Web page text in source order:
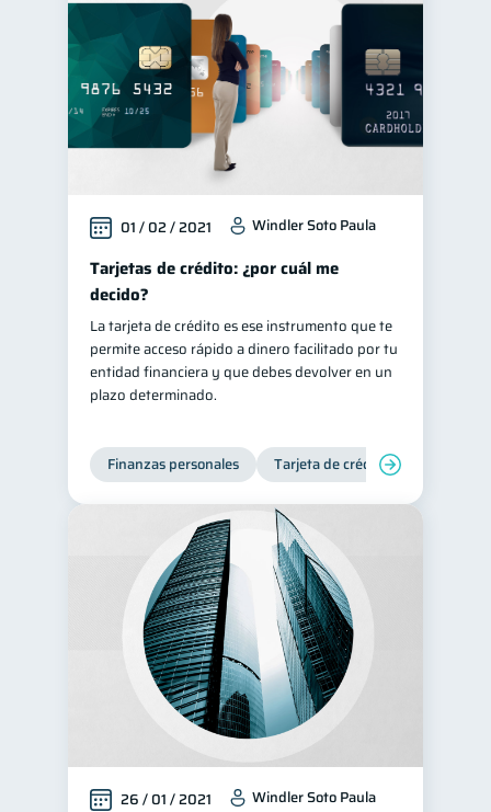
01 / 02 / 2021 Windler Soto Paula
Tarjetas de crédito: ¿por cuál me
decido?
La tarjeta de crédito es ese instrumento que te
permite acceso rápido a dinero facilitado por tu
entidad financiera y que debes devolver en un
plazo determinado.
Finanzas personales Tarjeta de crédito
26 / 01 / 2021 Windler Soto Paula